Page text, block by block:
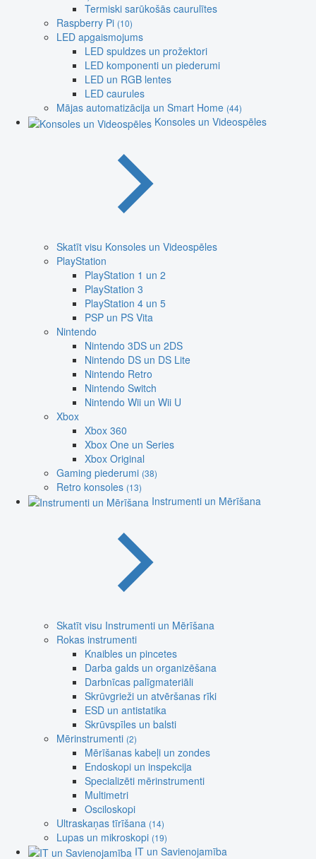
Termiski sarūkošās caurulītes
Raspberry Pi (10)
LED apgaismojums
LED spuldzes un prožektori
LED komponenti un piederumi
LED un RGB lentes
LED caurules
Mājas automatizācija un Smart Home (44)
Konsoles un Videospēles
Skatīt visu Konsoles un Videospēles
PlayStation
PlayStation 1 un 2
PlayStation 3
PlayStation 4 un 5
PSP un PS Vita
Nintendo
Nintendo 3DS un 2DS
Nintendo DS un DS Lite
Nintendo Retro
Nintendo Switch
Nintendo Wii un Wii U
Xbox
Xbox 360
Xbox One un Series
Xbox Original
Gaming piederumi (38)
Retro konsoles (13)
Instrumenti un Mērīšana
Skatīt visu Instrumenti un Mērīšana
Rokas instrumenti
Knaibles un pincetes
Darba galds un organizēšana
Darbnīcas palīgmateriāli
Skrūvgrieži un atvēršanas rīki
ESD un antistatika
Skrūvspīles un balsti
Mērinstrumenti (2)
Mērīšanas kabeļi un zondes
Endoskopi un inspekcija
Specializēti mērinstrumenti
Multimetri
Osciloskopi
Ultraskaņas tīrīšana (14)
Lupas un mikroskopi (19)
IT un Savienojamība